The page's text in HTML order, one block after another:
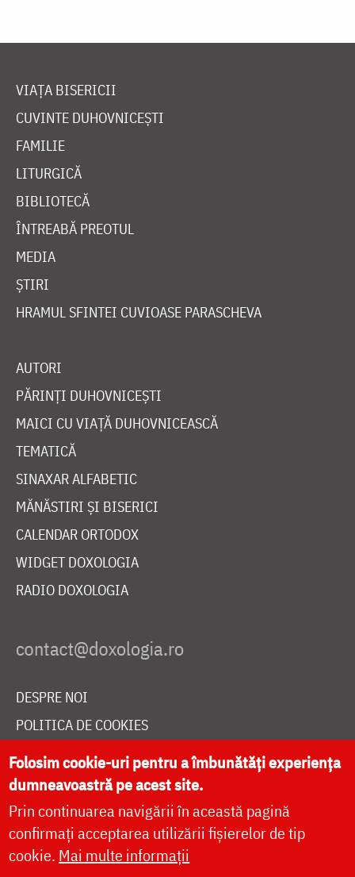
VIAȚA BISERICII
CUVINTE DUHOVNICEȘTI
FAMILIE
LITURGICĂ
BIBLIOTECĂ
ÎNTREABĂ PREOTUL
MEDIA
ȘTIRI
HRAMUL SFINTEI CUVIOASE PARASCHEVA
AUTORI
PĂRINȚI DUHOVNICEȘTI
MAICI CU VIAȚĂ DUHOVNICEASCĂ
TEMATICĂ
SINAXAR ALFABETIC
MĂNĂSTIRI ȘI BISERICI
CALENDAR ORTODOX
WIDGET DOXOLOGIA
RADIO DOXOLOGIA
DESPRE NOI
POLITICA DE COOKIES
DONEAZĂ ONLINE PENTRU CATEDRALA NAȚIONALĂ
LIVE
Folosim cookie-uri pentru a îmbunătăți experiența
dumneavoastră pe acest site.
Prin continuarea navigării în această pagină
confirmați acceptarea utilizării fișierelor de tip
cookie. Mai multe informații